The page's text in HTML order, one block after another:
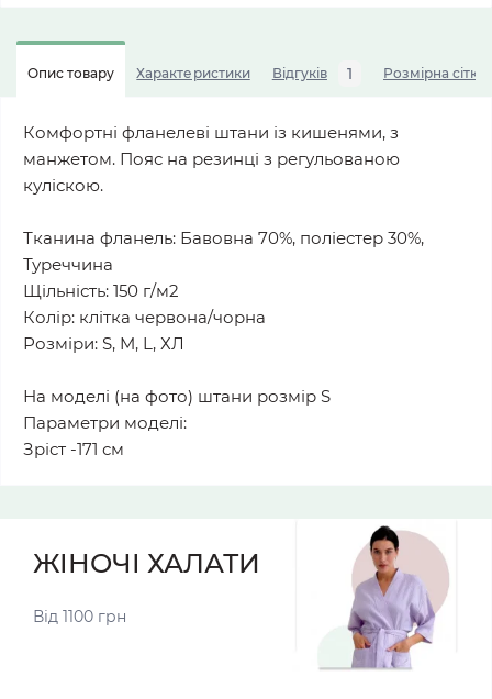
Опис товару Характеристики Відгуків 1 Розмірна сітка
Комфортні фланелеві штани із кишенями, з
манжетом. Пояс на резинці з регульованою
куліскою.
Тканина фланель: Бавовна 70%, поліестер 30%,
Туреччина
Щільність: 150 г/м2
Колір: клітка червона/чорна
Розміри: S, M, L, ХЛ
На моделі (на фото) штани розмір S
Параметри моделі:
Зріст -171 см
ЖІНОЧІ ХАЛАТИ
Від 1100 грн